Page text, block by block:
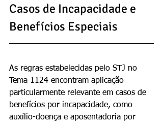
Casos de Incapacidade e
Benefícios Especiais
As regras estabelecidas pelo STJ no
Tema 1124 encontram aplicação
particularmente relevante em casos de
benefícios por incapacidade, como
auxílio-doença e aposentadoria por